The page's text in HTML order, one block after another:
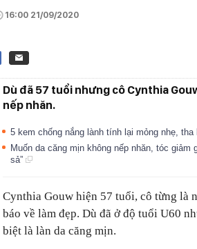
16:00 21/09/2020
Dù đã 57 tuổi nhưng cô Cynthia
nếp nhăn.
5 kem chống nắng lành tính lại mỏng nhẹ,
Muốn da căng mịn không nếp nhăn, tóc giảm
sả”
Cynthia Gouw hiện 57 tuổi, cô từng là
báo về làm đẹp. Dù đã ở độ tuổi U60
biệt là làn da căng mịn.